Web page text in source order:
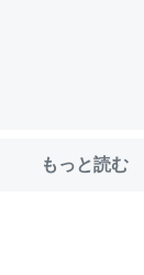
を設定中でした
あるはず……
もっと読む